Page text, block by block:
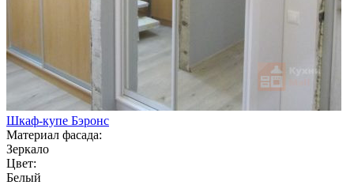
Шкаф-купе Бэронс
Материал фасада:
Зеркало
Цвет:
Белый